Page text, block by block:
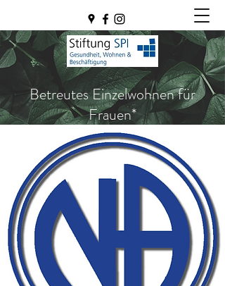
Betreutes Einzelwohnen für
Frauen*